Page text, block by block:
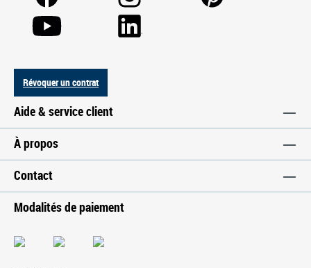
Révoquer un contrat
Aide & service client
À propos
Contact
Modalités de paiement